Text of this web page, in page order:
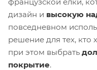
дизайн и высокую
повседневном
решение для тех, кто
при этом выбрать
покрытие.